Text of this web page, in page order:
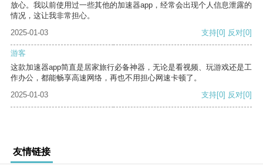
放心。我以前使用过一些其他的加速器app，经常会出现个人信息泄露的
情况，这让我非常担心。
2025-01-03
支持[0] 反对[0]
游客
这款加速器app简直是居家旅行必备神器，无论是看视频、玩游戏还是工
作办公，都能畅享高速网络，再也不用担心网速卡顿了。
2025-01-03
支持[0] 反对[0]
友情链接